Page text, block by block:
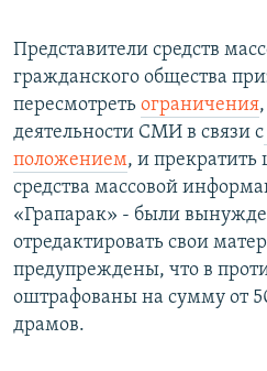
Представители средств
гражданского общества
пересмотреть ограничения
деятельности СМИ в связи с
положением, и прекратить
средства массовой
«Грапарак» - были
отредактировать свои
предупреждены, что в
оштрафованы на сумму от
драмов.